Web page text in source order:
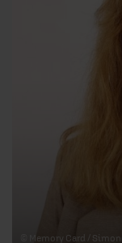
© Memory Card /